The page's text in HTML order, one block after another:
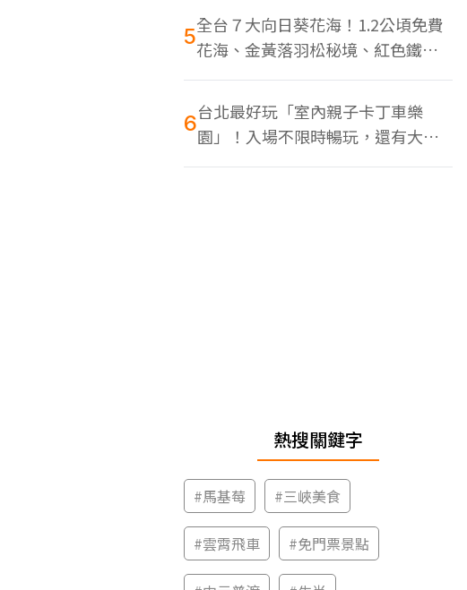
5全台７大向日葵花海！1.2公頃免費
花海、金黃落羽松秘境、紅色鐵橋
同框
6台北最好玩「室內親子卡丁車樂
園」！入場不限時暢玩，還有大螢
幕Switch遊戲區
熱搜關鍵字
#馬基莓 #三峽美食
#雲霄飛車 #免門票景點